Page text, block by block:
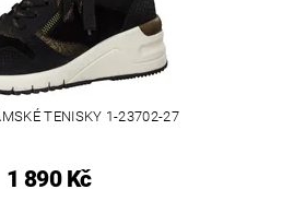
TENISKY 1-23702-27
1 890 Kč